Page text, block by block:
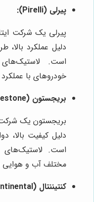
پیرلی (Pirelli):
پیرلی یک شرکت
دلیل عملکرد
است.
خودروهای با
بریجستون (Bridgestone):
بریجستون یک شرکت
دلیل کیفیت بالا،
است. لاستیک‌های
مختلف آب و
کنتیننتال (Continental):